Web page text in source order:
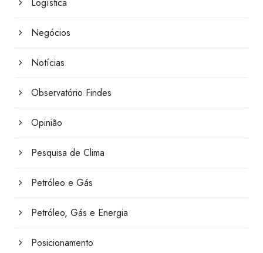
Logística
Negócios
Notícias
Observatório Findes
Opinião
Pesquisa de Clima
Petróleo e Gás
Petróleo, Gás e Energia
Posicionamento